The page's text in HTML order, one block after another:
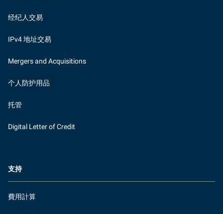
经纪人交易
IPv4 地址交易
Mergers and Acquisitions
个人防护用品
托管
Digital Letter of Credit
支持
費用計算